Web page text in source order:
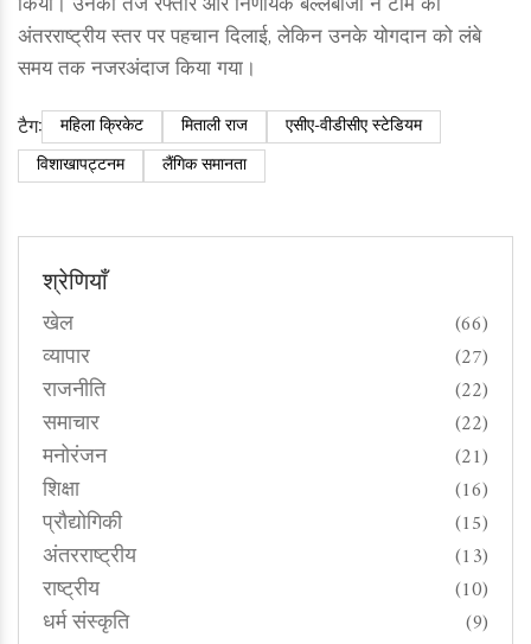
अंतरराष्ट्रीय स्तर पर पहचान दिलाई, लेकिन उनके योगदान को लंबे
समय तक नजरअंदाज किया गया।
टैग: महिला क्रिकेट मिताली राज
एसीए-वीडीसीए स्टेडियम
विशाखापट्टनम
लैंगिक समानता
श्रेणियाँ
खेल (66)
व्यापार (27)
राजनीति (22)
समाचार (22)
मनोरंजन (21)
शिक्षा (16)
प्रौद्योगिकी (15)
अंतरराष्ट्रीय (13)
राष्ट्रीय (10)
धर्म संस्कृति (9)